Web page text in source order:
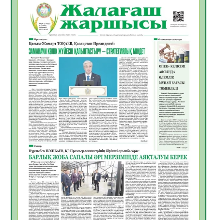
06.08.2026
Инфекциялық ауруларға қарсы иммундау
жұмыстарының тиімділігі
06.08.2026
40
Көкжөтел ауруы туралы
06.08.2026
36
АПВ вакцинасы туралы мәлімет
06.08.2026
36
Open Air: Қызылорда облысы полиция
департаменті 20 мыңнан астам
көрерменнің қауіпсіздігін қамтамасыз етті
06.08.2026
48
ҚЫЗЫЛОРДАДА «САНАЛЫ ҰРПАҚ –
ЖАРҚЫН БОЛАШАҚ» АТТЫ КЕҢЕЙТІЛГЕН
МӘЖІЛІС ӨТТІ
05.08.2026
49